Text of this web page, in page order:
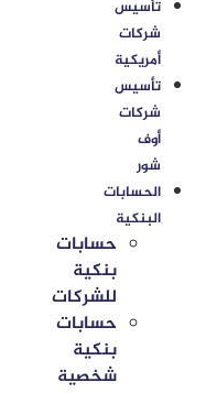
تأسيس
شركات
أمريكية
تأسيس
شركات
أوف
شور
الحسابات
البنكية
حسابات
بنكية
للشركات
حسابات
بنكية
شخصية